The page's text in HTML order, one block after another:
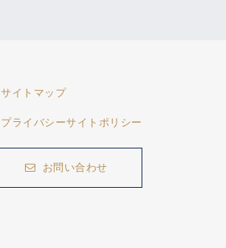
サイトマップ
プライバシーサイトポリシー
お問い合わせ